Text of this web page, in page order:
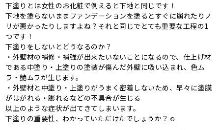
下塗りとは女性のお化粧で例えると下地と同じです！
下地を塗らないままファンデーションを塗るとすぐに崩れたりノ
リが悪かったりしますよね？それと同じでとても重要な工程の1
つです！
下塗りをしないとどうなるのか？
・外壁材の補修・補強が出来たいないことになるので、仕上げ材
である中塗り・上塗りの塗装が傷んだ外壁に吸い込まれ、色ム
ラ・艶ムラが生じます。
・外壁材と中塗り・上塗りがうまく密着しないため、早々に塗膜
がはがれる・膨れるなどの不具合が生じる
以上のような症状が出てきてしまいます。
下塗りの重要性、わかっていただけたでしょうか？☺